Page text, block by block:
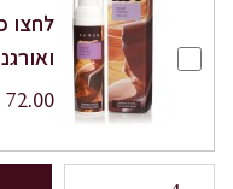
לחצו
72.00 ₪